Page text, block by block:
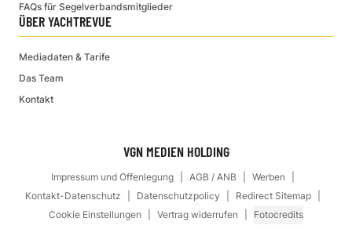
FAQs für Segelverbandsmitglieder
ÜBER YACHTREVUE
Mediadaten & Tarife
Das Team
Kontakt
VGN MEDIEN HOLDING
Impressum und Offenlegung AGB / ANB
Werben
Kontakt-Datenschutz
Datenschutzpolicy
Redirect Sitemap
Cookie Einstellungen
Vertrag widerrufen Fotocredits